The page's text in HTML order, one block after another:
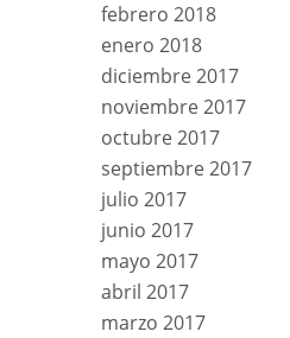
febrero 2018
enero 2018
diciembre 2017
noviembre 2017
octubre 2017
septiembre 2017
julio 2017
junio 2017
mayo 2017
abril 2017
marzo 2017